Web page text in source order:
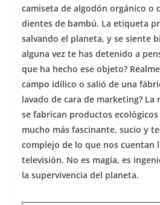
camiseta de algodón orgánico o
dientes de bambú. La etiqueta
salvando el planeta, y se siente
alguna vez te has detenido a
que ha hecho ese objeto?
campo idílico o salió de una
lavado de cara de marketing? La
se fabrican productos
mucho más fascinante, sucio y
complejo de lo que nos cuentan
televisión. No es magia, es
la supervivencia del planeta.